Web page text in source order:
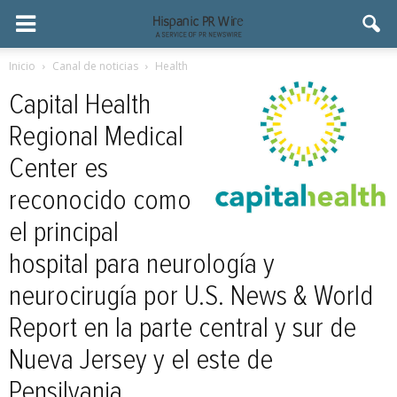
Inicio Canal de noticias Health
Capital Health
Regional Medical
Center es
reconocido como
el principal
hospital para neurología y
neurocirugía por U.S. News & World
Report en la parte central y sur de
Nueva Jersey y el este de